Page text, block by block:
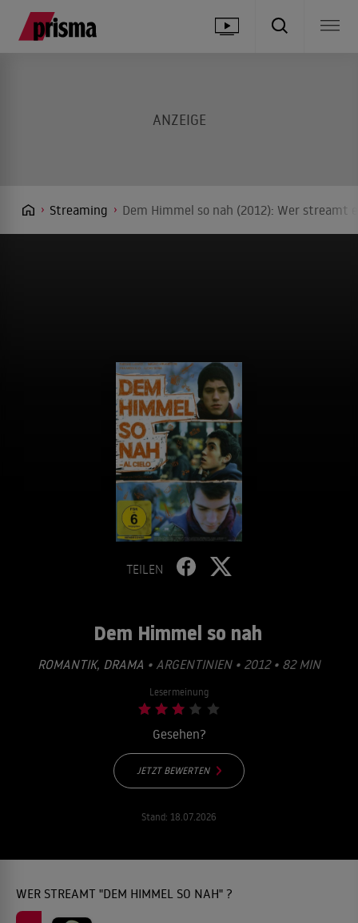
Streaming Dem Himmel so nah (2012): Wer streamt
TEILEN
Dem Himmel so nah
ROMANTIK, DRAMA • ARGENTINIEN • 2012 • 82 MIN
Lesermeinung
Gesehen?
JETZT BEWERTEN
Stand: 18.07.2026
WER STREAMT "DEM HIMMEL SO NAH" ?